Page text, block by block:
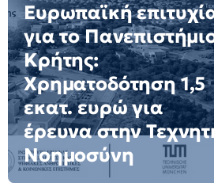
Ευρωπαϊκή
για το
Κρήτης:
Χρηματοδότηση 1,5
εκατ. ευρώ για
έρευνα στην
Νοημοσύνη